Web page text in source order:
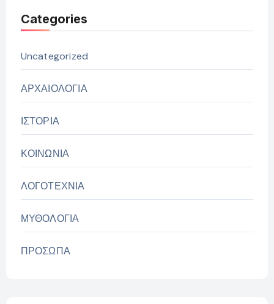
Categories
Uncategorized
ΑΡΧΑΙΟΛΟΓΙΑ
ΙΣΤΟΡΙΑ
ΚΟΙΝΩΝΙΑ
ΛΟΓΟΤΕΧΝΙΑ
ΜΥΘΟΛΟΓΙΑ
ΠΡΟΣΩΠΑ